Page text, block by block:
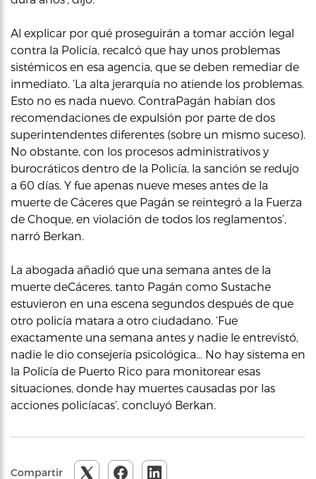
Al explicar por qué proseguirán a tomar acción legal
contra la Policía, recalcó que hay unos problemas
sistémicos en esa agencia, que se deben remediar de
inmediato. ‘La alta jerarquía no atiende los problemas.
Esto no es nada nuevo. ContraPagán habían dos
recomendaciones de expulsión por parte de dos
superintendentes diferentes (sobre un mismo suceso).
No obstante, con los procesos administrativos y
burocráticos dentro de la Policía, la sanción se redujo
a 60 días. Y fue apenas nueve meses antes de la
muerte de Cáceres que Pagán se reintegró a la Fuerza
de Choque, en violación de todos los reglamentos’,
narró Berkan.
La abogada añadió que una semana antes de la
muerte deCáceres, tanto Pagán como Sustache
estuvieron en una escena segundos después de que
otro policía matara a otro ciudadano. ‘Fue
exactamente una semana antes y nadie le entrevistó,
nadie le dio consejería psicológica… No hay sistema en
la Policía de Puerto Rico para monitorear esas
situaciones, donde hay muertes causadas por las
acciones policíacas’, concluyó Berkan.
Compartir